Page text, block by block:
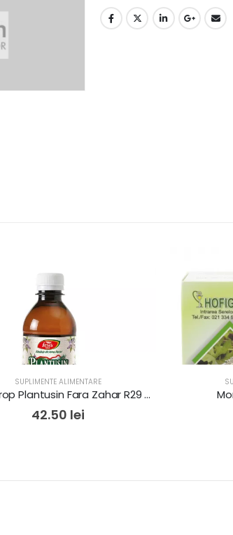
SUPLIMENTE ALIMENTARE
Fares Sirop Plantusin Fara Zahar R29 250ml
42.50 lei